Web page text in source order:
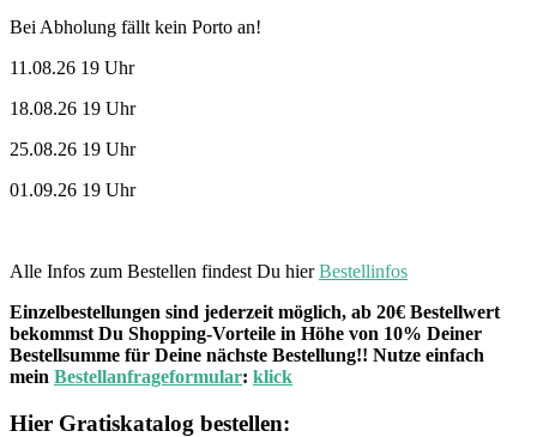
Bei Abholung fällt kein Porto an!
11.08.26 19 Uhr
18.08.26 19 Uhr
25.08.26 19 Uhr
01.09.26 19 Uhr
Alle Infos zum Bestellen findest Du hierBestellinfos
Einzelbestellungen sind jederzeit möglich, ab 20€ Bestellwert
bekommst Du Shopping-Vorteile in Höhe von 10% Deiner
Bestellsumme für Deine nächste Bestellung!! Nutze einfach
mein Bestellanfrageformular: klick
Hier Gratiskatalog bestellen: